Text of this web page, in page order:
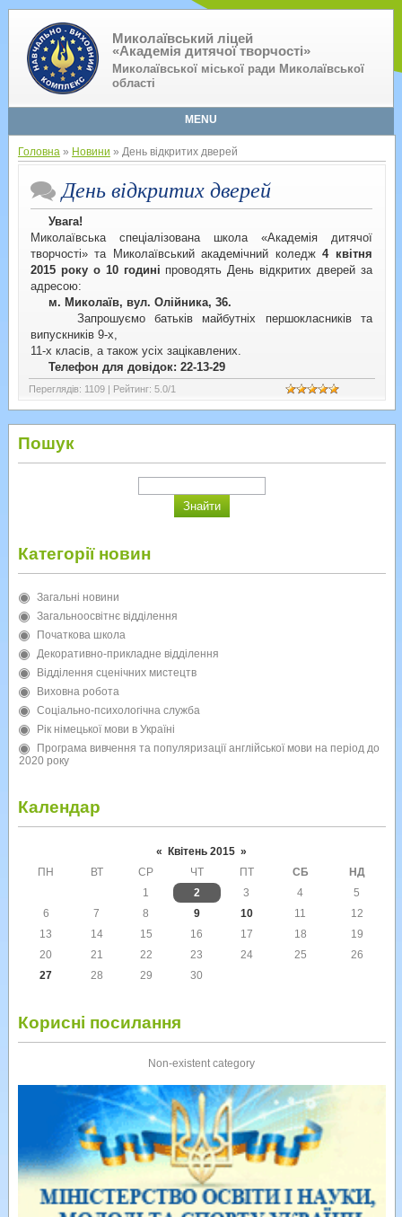
Миколаївський ліцей
«Академія дитячої творчості»
Миколаївської міської ради Миколаївської
області
MENU
Головна» Новини » День відкритих дверей
День відкритих дверей
Увага!
Миколаївська спеціалізована школа «Академія дитячої
творчості» та Миколаївський академічний коледж4 квітня
2015 року о 10 годині проводять День відкритих дверей за
адресою:
м. Миколаїв, вул. Олійника, 36.
Запрошуємо батьків майбутніх першокласників та
випускників 9-х,
11-х класів, а також усіх зацікавлених.
Телефон для довідок: 22-13-29
Переглядів: 1109 | Рейтинг: 5.0/1
Пошук
Категорії новин
Загальні новини
Загальноосвітнє відділення
Початкова школа
Декоративно-прикладне відділення
Відділення сценічних мистецтв
Виховна робота
Соціально-психологічна служба
Рік німецької мови в Україні
Програма вивчення та популяризації англійської мови на період до
2020 року
Календар
« Квітень 2015 »
ПН
ВТ СР ЧТ ПТ СБ
НД
1
2 3 4
5
6
7 8 9 10 11
12
13
14 15 16 17 18
19
20
21 22 23 24 25
26
27
28 29 30
Корисні посилання
Non-existent category